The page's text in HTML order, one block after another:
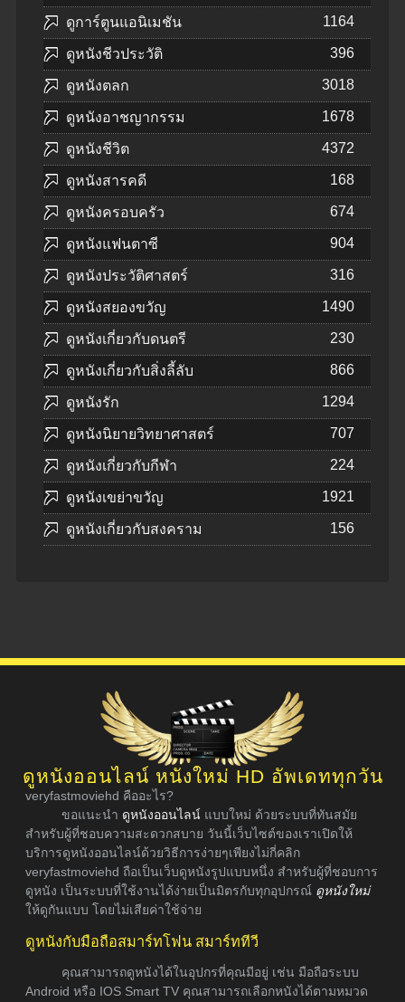
ดูการ์ตูนแอนิเมชัน 1164
ดูหนังชีวประวัติ 396
ดูหนังตลก 3018
ดูหนังอาชญากรรม 1678
ดูหนังชีวิต 4372
ดูหนังสารคดี 168
ดูหนังครอบครัว 674
ดูหนังแฟนตาซี 904
ดูหนังประวัติศาสตร์ 316
ดูหนังสยองขวัญ 1490
ดูหนังเกี่ยวกับดนตรี 230
ดูหนังเกี่ยวกับสิ่งลี้ลับ 866
ดูหนังรัก 1294
ดูหนังนิยายวิทยาศาสตร์ 707
ดูหนังเกี่ยวกับกีฬา 224
ดูหนังเขย่าขวัญ 1921
ดูหนังเกี่ยวกับสงคราม 156
ดูหนังออนไลน์ หนังใหม่ HD อัพเดททุกวัน
veryfastmoviehd คืออะไร?
ขอแนะนำ ดูหนังออนไลน์ แบบใหม่ ด้วยระบบที่ทันสมัย
สำหรับผู้ที่ชอบความสะดวกสบาย วันนี้เว็บไซต์ของเราเปิดให้
บริการดูหนังออนไลน์ด้วยวิธีการง่ายๆเพียงไม่กี่คลิก
veryfastmoviehd ถือเป็นเว็บดูหนังรูปแบบหนึ่ง สำหรับผู้ที่ชอบการ
ดูหนัง เป็นระบบที่ใช้งานได้ง่ายเป็นมิตรกับทุกอุปกรณ์ ดูหนังใหม่
ให้ดูกันแบบ โดยไม่เสียค่าใช้จ่าย
ดูหนังกับมือถือสมาร์ทโฟน สมาร์ททีวี
คุณสามารถดูหนังได้ในอุปกรที่คุณมีอยู่ เช่น มือถือระบบ
Android หรือ IOS Smart TV คุณสามารถเลือกหนังได้ตามหมวด